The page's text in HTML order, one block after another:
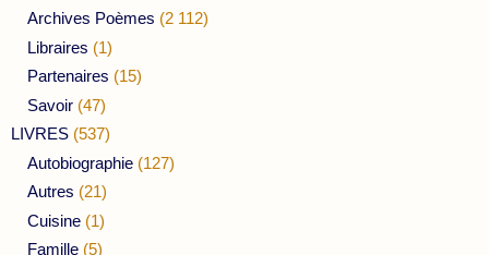
Archives Poèmes (2 112)
Libraires (1)
Partenaires (15)
Savoir (47)
LIVRES (537)
Autobiographie (127)
Autres (21)
Cuisine (1)
Famille (5)